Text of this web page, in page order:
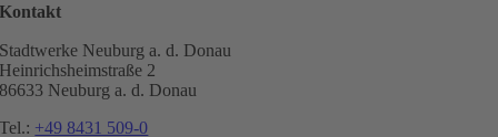
Kontakt
Stadtwerke Neuburg a. d. Donau
Heinrichsheimstraße 2
86633 Neuburg a. d. Donau
Tel.: +49 8431 509-0